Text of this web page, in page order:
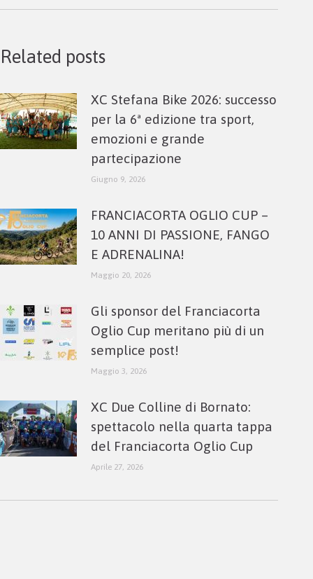
Related posts
XC Stefana Bike 2026: successo
per la 6ª edizione tra sport,
emozioni e grande
partecipazione
Giugno 9, 2026
FRANCIACORTA OGLIO CUP –
10 ANNI DI PASSIONE, FANGO
E ADRENALINA!
Maggio 20, 2026
Gli sponsor del Franciacorta
Oglio Cup meritano più di un
semplice post!
Maggio 3, 2026
XC Due Colline di Bornato:
spettacolo nella quarta tappa
del Franciacorta Oglio Cup
Aprile 27, 2026